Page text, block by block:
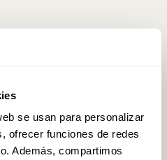
se usan para personalizar
ofrecer funciones de redes
Además, compartimos